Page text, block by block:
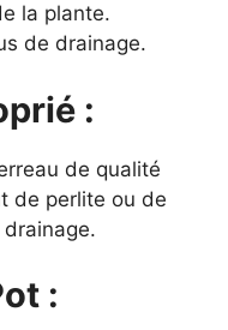
la plante.
de drainage.
:
de qualité
de perlite ou de
: